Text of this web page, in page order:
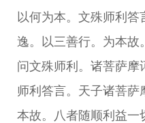
以何为本。文殊师利
逸。以三善行。为本故
问文殊师利。诸菩萨摩
师利答言。天子诸菩萨
本故。八者随顺利益一